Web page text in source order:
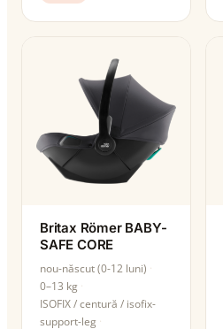
Britax Römer BABY-
SAFE CORE
nou-născut (0-12 luni)
0–13 kg
ISOFIX / centură / isofix-
support-leg